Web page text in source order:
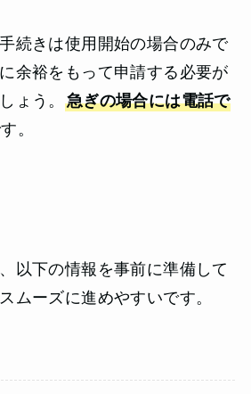
続きは使用開始の場合のみで
余裕をもって申請する必要が
ょう。 急ぎの場合には電話で
。
以下の情報を事前に準備して
ムーズに進めやすいです。